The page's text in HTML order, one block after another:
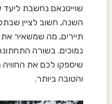
שוייטנאם נחשבת ליעד
השנה, חשוב לציין
תיירים, מה שמשאיר את
נמוכים. בשורה
שיספקו לכם את
והטובה ביותר.